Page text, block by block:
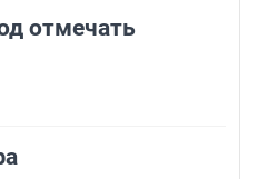
отмечать